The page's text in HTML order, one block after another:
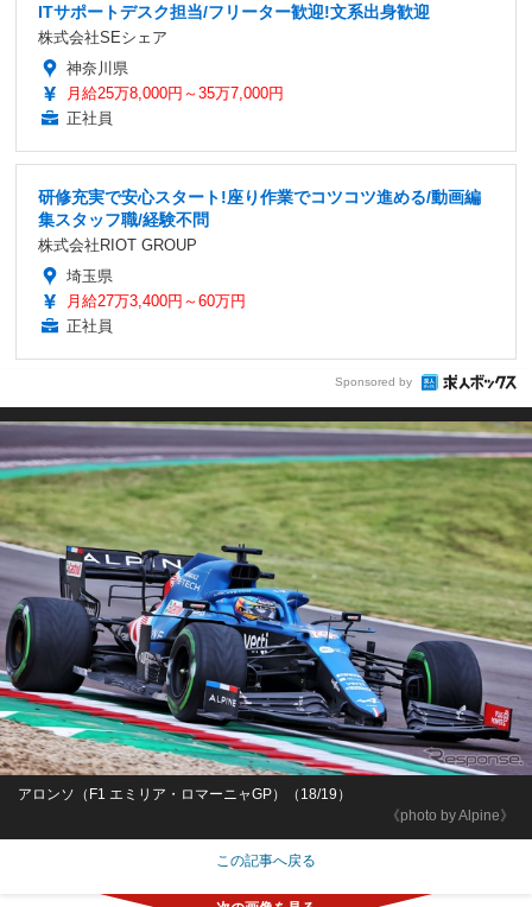
ITサポートデスク担当/フリーター歓迎!文系出身歓迎
株式会社SEシェア
神奈川県
月給25万8,000円～35万7,000円
正社員
研修充実で安心スタート!座り作業でコツコツ進める/動画編
集スタッフ職/経験不問
株式会社RIOT GROUP
埼玉県
月給27万3,400円～60万円
正社員
Sponsored by
《photo by Alpine》
アロンソ（F1 エミリア・ロマーニャGP）（18/19）
この記事へ戻る